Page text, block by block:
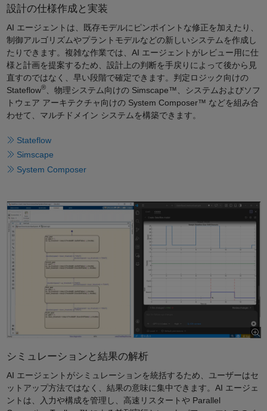
設計の仕様作成と実装
AI エージェントは、既存モデルにピンポイントな修正を加えたり、
制御アルゴリズムやプラントモデルなどの新しいシステムを作成し
たりできます。複雑な作業では、AI エージェントがレビュー用に仕
様と計画を提案するため、設計上の判断を手戻りによって後から見
直すのではなく、早い段階で確定できます。判定ロジック向けの
Stateflow®、物理システム向けの Simscape™、システムおよびソフ
トウェア アーキテクチャ向けの System Composer™ などを組み合
わせて、マルチドメイン システムを構築できます。
Stateflow
Simscape
System Composer
シミュレーションと結果の解析
AI エージェントがシミュレーションを統括するため、ユーザーはセ
ットアップ方法ではなく、結果の意味に集中できます。AI エージェ
ントは、入力や構成を管理し、高速リスタートや Parallel